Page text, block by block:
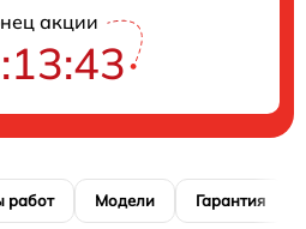
акции
работ Модели Гарантия